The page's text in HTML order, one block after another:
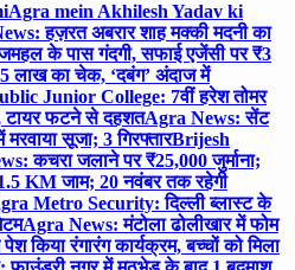
Agra mein Akhilesh Yadav ki
हज़रत अबरार शाह मक्की मदनी का
के पास गंदगी, सफाई एजेंसी पर ₹3
5 लाख का चेक, ‘दबंग’ अंदाज में
Junior College: 7वीं हरेश तोमर
टायर फटने से दहशतAgra News: सेंट
सूजा; 3 गिरफ्तारBrijesh
कचरा जलाने पर ₹25,000 जुर्माना;
KM जाम; 20 नवंबर तक रहेगी
Metro Security: दिल्ली ब्लास्ट के
Agra News: मंटोला ढोलीखार में फोम
किया रंगारंग कार्यक्रम, बच्चों को मिला